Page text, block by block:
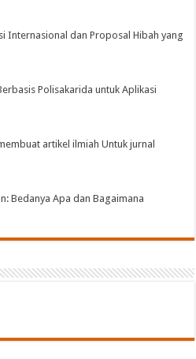
Internasional dan Proposal Hibah yang
Polisakarida untuk Aplikasi
artikel ilmiah Untuk jurnal
Bedanya Apa dan Bagaimana